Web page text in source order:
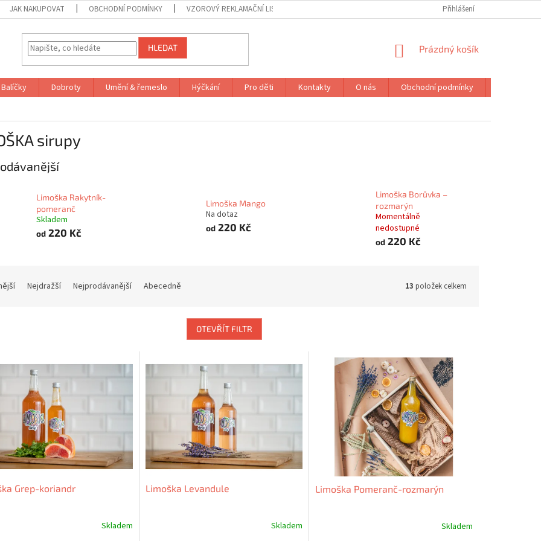
JAK NAKUPOVAT OBCHODNÍ PODMÍNKY VZOROVÝ REKLAMAČNÍ LIST Přihlášení
HLEDAT
NÁKUPNÍ
Prázdný košík
Balíčky Dobroty Umění & řemeslo Hýčkání Pro děti Kontakty O nás Obchodní podmínky
sirupy
Limoška Rakytník-
pomeranč
Skladem
od 220 Kč
Limoška Mango
Na dotaz
od220 Kč
Limoška Borůvka –
rozmarýn
Momentálně
nedostupné
od220 Kč
Nejdražší Nejprodávanější Abecedně 13 položek celkem
OTEVŘÍT FILTR
Grep-koriandr
Skladem
Limoška Levandule
Skladem
Limoška Pomeranč-rozmarýn
Skladem